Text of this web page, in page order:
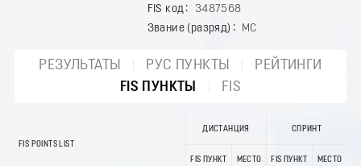
FIS код
3487568
Звание (разряд)
МС
РЕЗУЛЬТАТЫ РУС ПУНКТЫ
РЕЙТИНГИ
FIS ПУНКТЫ
FIS
FIS POINTS LIST
ДИСТАНЦИЯ СПРИНТ
FIS ПУНКТ МЕСТО FIS ПУНКТ МЕСТО